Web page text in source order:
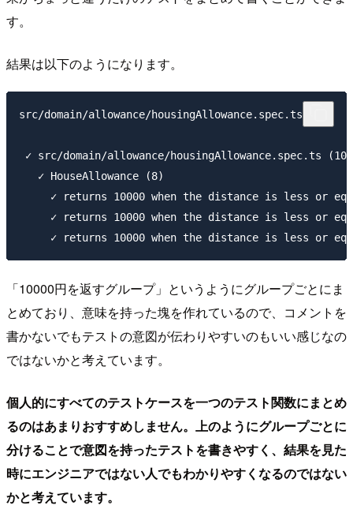
す。
結果は以下のようになります。
src/domain/allowance/housingAllowance.spec.ts x22
✓ src/domain/allowance/housingAllowance.spec.ts (10)
   ✓ HouseAllowance (8)
✓ returns 10000 when the distance is less or
✓ returns 10000 when the distance is less or
「10000円を返すグループ」というようにグループごとにま
とめており、意味を持った塊を作れているので、コメントを
書かないでもテストの意図が伝わりやすいのもいい感じなの
ではないかと考えています。
個人的にすべてのテストケースを一つのテスト関数にまとめ
るのはあまりおすすめしません。上のようにグループごとに
分けることで意図を持ったテストを書きやすく、結果を見た
時にエンジニアではない人でもわかりやすくなるのではない
かと考えています。